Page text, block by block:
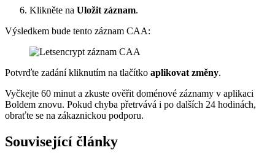
Klikněte na Uložit záznam.
Výsledkem bude tento záznam CAA:
Potvrďte zadání kliknutím na tlačítko aplikovat změny.
Vyčkejte 60 minut a zkuste ověřit doménové záznamy v aplikaci
Boldem znovu. Pokud chyba přetrvává i po dalších 24 hodinách,
obraťte se na zákaznickou podporu.
Související články